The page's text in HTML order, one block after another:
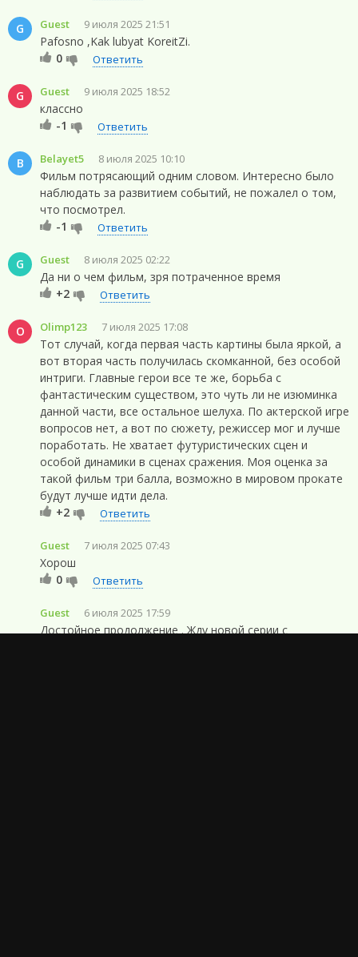
G Guest 9 июля 2025 21:51
Pafosno ,Kak lubyat KoreitZi.
0
Ответить
G Guest 9 июля 2025 18:52
классно
-1
Ответить
B Belayet5 8 июля 2025 10:10
Фильм потрясающий одним словом. Интересно было
наблюдать за развитием событий, не пожалел о том,
что посмотрел.
-1
Ответить
G Guest 8 июля 2025 02:22
Да ни о чем фильм, зря потраченное время
+2
Ответить
O Olimp123 7 июля 2025 17:08
Тот случай, когда первая часть картины была яркой, а
вот вторая часть получилась скомканной, без особой
интриги. Главные герои все те же, борьба с
фантастическим существом, это чуть ли не изюминка
данной части, все остальное шелуха. По актерской игре
вопросов нет, а вот по сюжету, режиссер мог и лучше
поработать. Не хватает футуристических сцен и
особой динамики в сценах сражения. Моя оценка за
такой фильм три балла, возможно в мировом прокате
будут лучше идти дела.
+2
Ответить
Guest 7 июля 2025 07:43
Хорош
0
Ответить
Guest 6 июля 2025 17:59
Достойное продолжение . Жду новой серии с